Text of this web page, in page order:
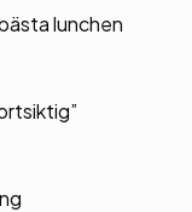
lunchen